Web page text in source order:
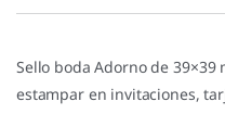
Sello boda Adorno de
estampar en invitaciones,